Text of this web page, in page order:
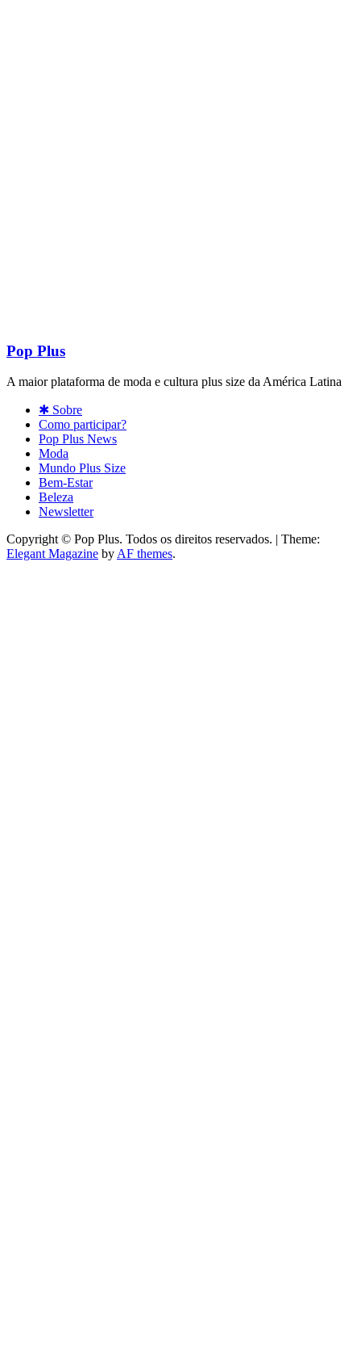
Pop Plus
A maior plataforma de moda e cultura plus size da América Latina
✱ Sobre
Como participar?
Pop Plus News
Moda
Mundo Plus Size
Bem-Estar
Beleza
Newsletter
Copyright © Pop Plus. Todos os direitos reservados. | Theme:
Elegant Magazine byAF themes.